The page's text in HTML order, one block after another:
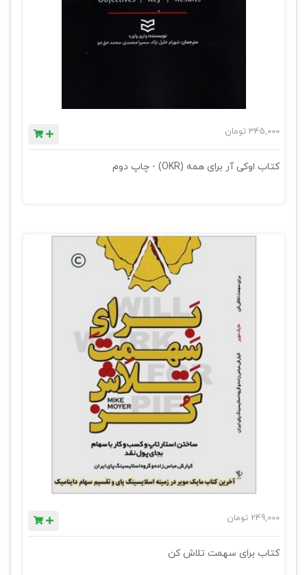
345,000 تومان
کتاب اوکی آر برای همه (OKR) - چاپ دوم
249,000 تومان
کتاب برای سهمت تلاش کن